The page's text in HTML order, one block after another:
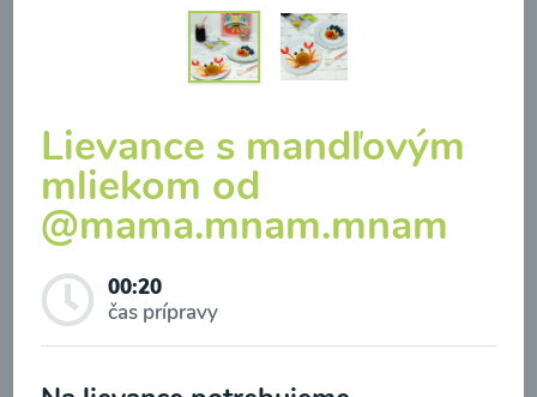
Brokolicová polievka so
syrom
Lievance s mandľovým
mliekom od
@mama.mnam.mnam
00:20
čas prípravy
Odber noviniek a akcií
Odoslaním registrácie na Newsletter súhlasím so